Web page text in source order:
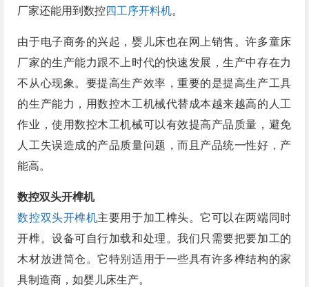
厂家还能用到数控四工序开料机。
由于电子商务的兴起，婴儿床也在网上销售。许多童床
厂家的生产能力跟不上时代的快速发展，生产中存在力
不从心现象。要提高生产效率，重要的是提高生产工具
的生产能力，用数控木工机械代替成本越来越高的人工
作业，使用数控木工机械可以有效提高产品质量，避免
人工失误造成的产品质量问题，而且产品统一性好，产
能高。
数控双头开榫机
数控双头开榫机主要用于加工榫头。它可以在两端同时
开榫。设备可自行加载和处理。我们只需要把要加工的
木材放进筒仓。它特别适用于一些具有许多榫结构的家
具制造商，如婴儿床生产。